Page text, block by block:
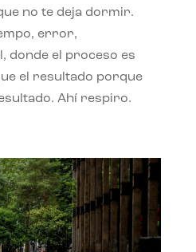
no te deja dormir.
error,
donde el proceso es
el resultado porque
Ahí respiro.